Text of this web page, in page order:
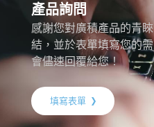
產品詢問
感謝您對廣積產品的青
結，並於表單填寫您的
會儘速回覆給您！
填寫表單